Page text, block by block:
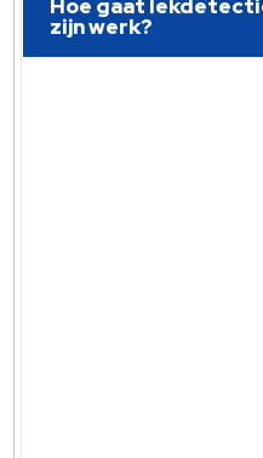
Hoe gaat
zijn werk?